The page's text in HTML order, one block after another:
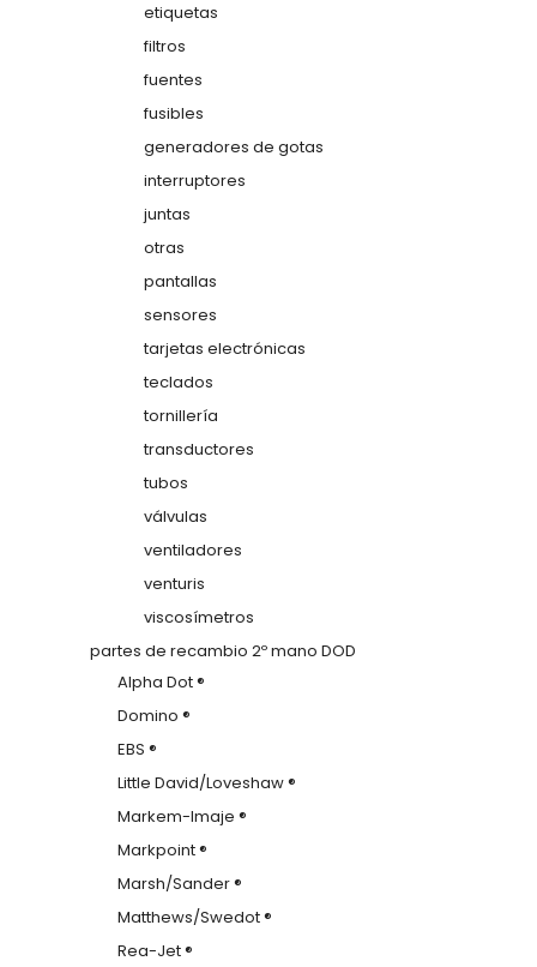
etiquetas
filtros
fuentes
fusibles
generadores de gotas
interruptores
juntas
otras
pantallas
sensores
tarjetas electrónicas
teclados
tornillería
transductores
tubos
válvulas
ventiladores
venturis
viscosímetros
partes de recambio 2º mano DOD
Alpha Dot ®
Domino ®
EBS ®
Little David/Loveshaw ®
Markem-Imaje ®
Markpoint ®
Marsh/Sander ®
Matthews/Swedot ®
Rea-Jet ®